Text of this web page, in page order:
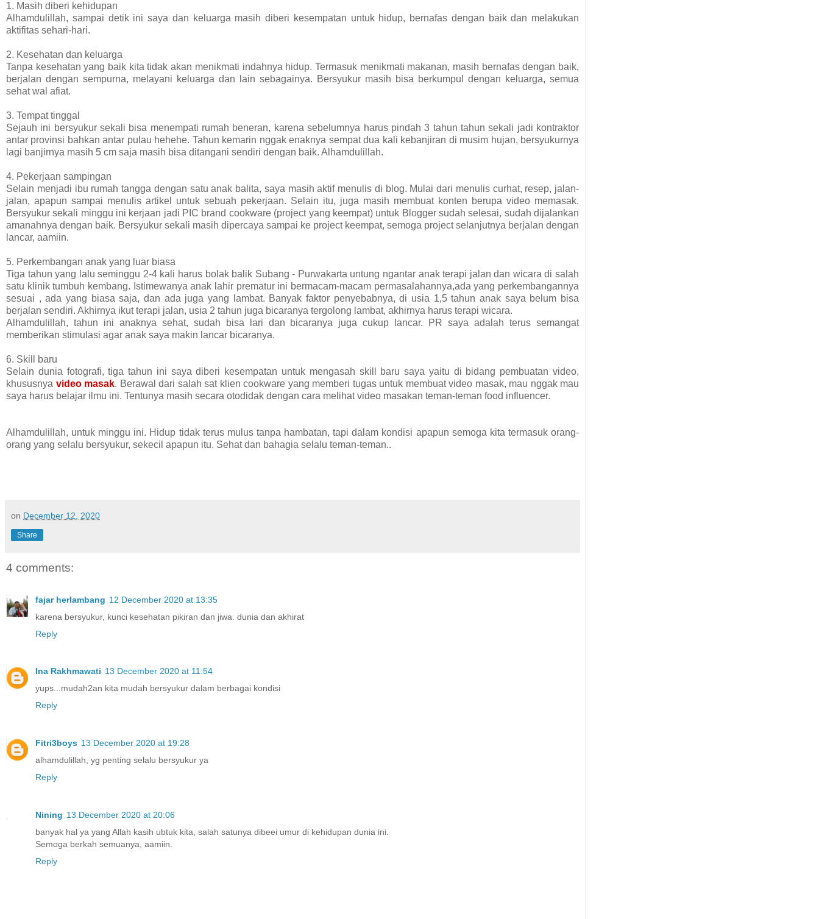
1. Masih diberi kehidupan
Alhamdulillah, sampai detik ini saya dan keluarga masih diberi kesempatan untuk hidup, bernafas dengan baik dan melakukan
aktifitas sehari-hari.
2. Kesehatan dan keluarga
Tanpa kesehatan yang baik kita tidak akan menikmati indahnya hidup. Termasuk menikmati makanan, masih bernafas dengan baik,
berjalan dengan sempurna, melayani keluarga dan lain sebagainya. Bersyukur masih bisa berkumpul dengan keluarga, semua
sehat wal afiat.
3. Tempat tinggal
Sejauh ini bersyukur sekali bisa menempati rumah beneran, karena sebelumnya harus pindah 3 tahun tahun sekali jadi kontraktor
antar provinsi bahkan antar pulau hehehe. Tahun kemarin nggak enaknya sempat dua kali kebanjiran di musim hujan, bersyukurnya
lagi banjirnya masih 5 cm saja masih bisa ditangani sendiri dengan baik. Alhamdulillah.
4. Pekerjaan sampingan
Selain menjadi ibu rumah tangga dengan satu anak balita, saya masih aktif menulis di blog. Mulai dari menulis curhat, resep, jalan-
jalan, apapun sampai menulis artikel untuk sebuah pekerjaan. Selain itu, juga masih membuat konten berupa video memasak.
Bersyukur sekali minggu ini kerjaan jadi PIC brand cookware (project yang keempat) untuk Blogger sudah selesai, sudah dijalankan
amanahnya dengan baik. Bersyukur sekali masih dipercaya sampai ke project keempat, semoga project selanjutnya berjalan dengan
lancar, aamiin.
5. Perkembangan anak yang luar biasa
Tiga tahun yang lalu seminggu 2-4 kali harus bolak balik Subang - Purwakarta untung ngantar anak terapi jalan dan wicara di salah
satu klinik tumbuh kembang. Istimewanya anak lahir prematur ini bermacam-macam permasalahannya,ada yang perkembangannya
sesuai , ada yang biasa saja, dan ada juga yang lambat. Banyak faktor penyebabnya, di usia 1,5 tahun anak saya belum bisa
berjalan sendiri. Akhirnya ikut terapi jalan, usia 2 tahun juga bicaranya tergolong lambat, akhirnya harus terapi wicara.
Alhamdulillah, tahun ini anaknya sehat, sudah bisa lari dan bicaranya juga cukup lancar. PR saya adalah terus semangat
memberikan stimulasi agar anak saya makin lancar bicaranya.
6. Skill baru
Selain dunia fotografi, tiga tahun ini saya diberi kesempatan untuk mengasah skill baru saya yaitu di bidang pembuatan video,
khususnya video masak. Berawal dari salah sat klien cookware yang memberi tugas untuk membuat video masak, mau nggak mau
saya harus belajar ilmu ini. Tentunya masih secara otodidak dengan cara melihat video masakan teman-teman food influencer.
Alhamdulillah, untuk minggu ini. Hidup tidak terus mulus tanpa hambatan, tapi dalam kondisi apapun semoga kita termasuk orang-
orang yang selalu bersyukur, sekecil apapun itu. Sehat dan bahagia selalu teman-teman..
on December 12, 2020
Share
4 comments:
fajar herlambang 12 December 2020 at 13:35
karena bersyukur, kunci kesehatan pikiran dan jiwa. dunia dan akhirat
Reply
Ina Rakhmawati 13 December 2020 at 11:54
yups...mudah2an kita mudah bersyukur dalam berbagai kondisi
Reply
Fitri3boys 13 December 2020 at 19:28
alhamdulillah, yg penting selalu bersyukur ya
Reply
Nining 13 December 2020 at 20:06
banyak hal ya yang Allah kasih ubtuk kita, salah satunya dibeei umur di kehidupan dunia ini.
Semoga berkah semuanya, aamiin.
Reply